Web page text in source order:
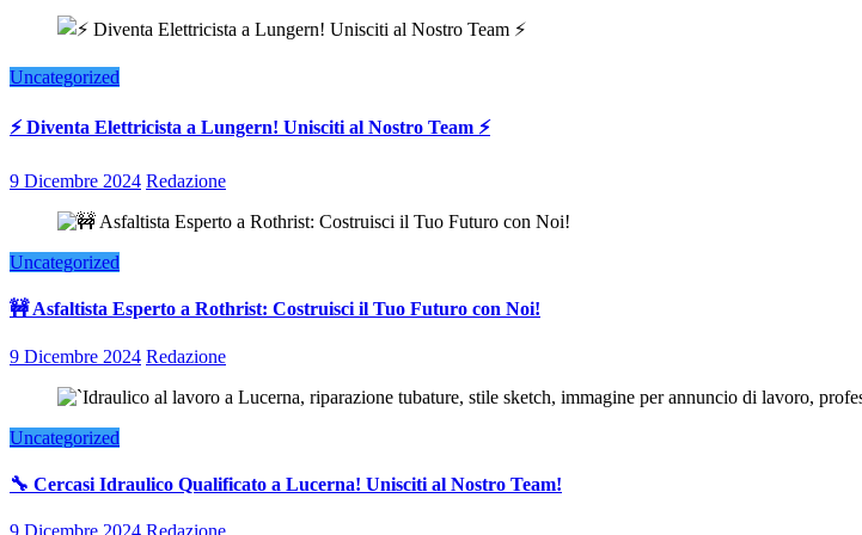
Uncategorized
⚡ Diventa Elettricista a Lungern! Unisciti al Nostro Team ⚡
9 Dicembre 2024 Redazione
Uncategorized
🚧 Asfaltista Esperto a Rothrist: Costruisci il Tuo Futuro con Noi!
9 Dicembre 2024 Redazione
Uncategorized
🔧 Cercasi Idraulico Qualificato a Lucerna! Unisciti al Nostro Team!
9 Dicembre 2024 Redazione